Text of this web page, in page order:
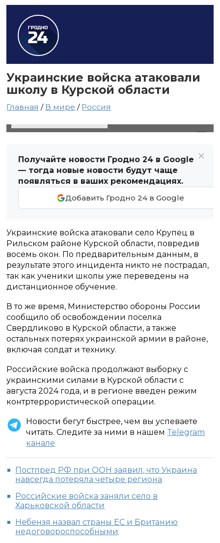
Украинские войска атаковали
школу в Курской области
Главная / В мире / Россия
Получайте новости Гродно 24 в Google
— тогда новые новости будут чаще
появляться в ваших рекомендациях.
Добавить Гродно 24 в Google
Украинские войска атаковали село Крупец в
Рильском районе Курской области, повредив
восемь окон. По предварительным данным, в
результате этого инцидента никто не пострадал,
так как ученики школы уже переведены на
дистанционное обучение.
В то же время, Министерство обороны России
сообщило об освобождении поселка
Свердликово в Курской области, а также
остальных потерях украинской армии в районе,
включая солдат и технику.
Российские войска продолжают выборку с
украинскими силами в Курской области с
августа 2024 года, и в регионе введен режим
контртеррористической операции.
Новости бегут быстрее, чем вы успеваете
читать. Следите за ними в нашем Telegram
канале
Постпред РФ при ООН заявил, что Украина
навсегда потеряла четыре региона
Российские войска заняли село в
Харьковской области
Небензя назвал страны ЕС и Британию
недоговороспособными